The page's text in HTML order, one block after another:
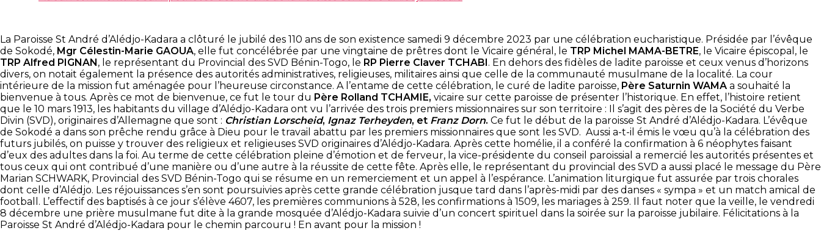
La Paroisse St André d’Alédjo-Kadara a clôturé le jubilé des 110 ans de son existence samedi 9 décembre 2023 par une célébration eucharistique. Présidée par l’évêque
de Sokodé, Mgr Célestin-Marie GAOUA, elle fut concélébrée par une vingtaine de prêtres dont le Vicaire général, le TRP Michel MAMA-BETRE, le Vicaire épiscopal, le
TRP Alfred PIGNAN, le représentant du Provincial des SVD Bénin-Togo, le RP Pierre Claver TCHABI. En dehors des fidèles de ladite paroisse et ceux venus d’horizons
divers, on notait également la présence des autorités administratives, religieuses, militaires ainsi que celle de la communauté musulmane de la localité. La cour
intérieure de la mission fut aménagée pour l’heureuse circonstance. A l’entame de cette célébration, le curé de ladite paroisse, Père Saturnin WAMA a souhaité la
bienvenue à tous. Après ce mot de bienvenue, ce fut le tour du Père Rolland TCHAMIE, vicaire sur cette paroisse de présenter l’historique. En effet, l’histoire retient
que le 10 mars 1913, les habitants du village d’Alédjo-Kadara ont vu l’arrivée des trois premiers missionnaires sur son territoire : Il s’agit des pères de la Société du Verbe
Divin (SVD), originaires d’Allemagne que sont : Christian Lorscheid, Ignaz Terheyden, et Franz Dorn. Ce fut le début de la paroisse St André d’Alédjo-Kadara. L’évêque
de Sokodé a dans son prêche rendu grâce à Dieu pour le travail abattu par les premiers missionnaires que sont les SVD. Aussi a-t-il émis le vœu qu’à la célébration des
futurs jubilés, on puisse y trouver des religieux et religieuses SVD originaires d’Alédjo-Kadara. Après cette homélie, il a conféré la confirmation à 6 néophytes faisant
d’eux des adultes dans la foi. Au terme de cette célébration pleine d’émotion et de ferveur, la vice-présidente du conseil paroissial a remercié les autorités présentes et
tous ceux qui ont contribué d’une manière ou d’une autre à la réussite de cette fête. Après elle, le représentant du provincial des SVD a aussi placé le message du Père
Marian SCHWARK, Provincial des SVD Bénin-Togo qui se résume en un remerciement et un appel à l’espérance. L’animation liturgique fut assurée par trois chorales
dont celle d’Alédjo. Les réjouissances s’en sont poursuivies après cette grande célébration jusque tard dans l’après-midi par des danses « sympa » et un match amical de
football. L’effectif des baptisés à ce jour s’élève 4607, les premières communions à 528, les confirmations à 1509, les mariages à 259. Il faut noter que la veille, le vendredi
8 décembre une prière musulmane fut dite à la grande mosquée d’Alédjo-Kadara suivie d’un concert spirituel dans la soirée sur la paroisse jubilaire. Félicitations à la
Paroisse St André d’Alédjo-Kadara pour le chemin parcouru ! En avant pour la mission !